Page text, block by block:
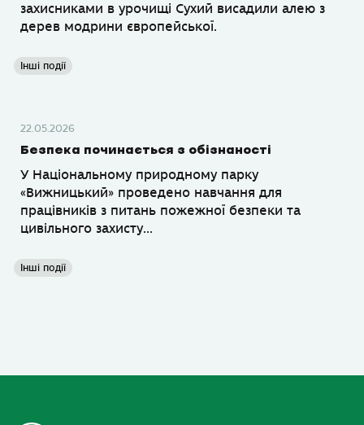
захисниками в урочищі Сухий висадили алею з
дерев модрини європейської.
Інші події
22.05.2026
Безпека починається з обізнаності
У Національному природному парку
«Вижницький» проведено навчання для
працівників з питань пожежної безпеки та
цивільного захисту...
Інші події